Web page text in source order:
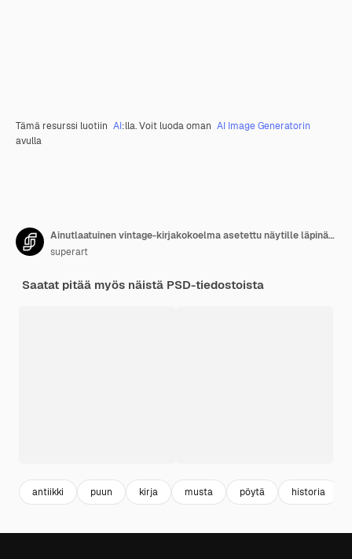
Tämä resurssi luotiin AI:lla. Voit luoda oman AI Image Generatorin
avulla
Ainutlaatuinen vintage-kirjakokoelma asetettu näytille läpinäkyvälle taustalle, jossa on ruskeita mustia ja ruskeita ja mustia kirjoja asetettu riviin vasemmalta oikealle
superart
Saatat pitää myös näistä PSD-tiedostoista
antiikki puun kirja musta pöytä historia